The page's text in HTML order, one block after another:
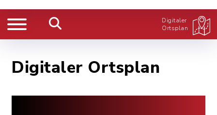
Digitaler
Ortsplan
Digitaler Ortsplan